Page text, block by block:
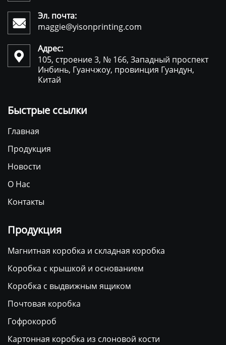

Эл. почта:
maggie@yisonprinting.com

Адрес:
105, строение 3, № 166, Западный проспект
Инбинь, Гуанчжоу, провинция Гуандун,
Китай
Быстрые ссылки
Главная
Продукция
Новости
О Нас
Контакты
Продукция
Магнитная коробка и складная коробка
Коробка с крышкой и основанием
Коробка с выдвижным ящиком
Почтовая коробка
Гофрокороб
Картонная коробка из слоновой кости